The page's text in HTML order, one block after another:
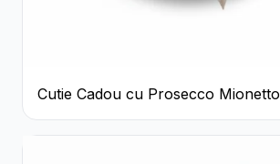
Cutie Cadou cu Prosecco Mionetto
Ferrero Rocher și Flori Pastelate